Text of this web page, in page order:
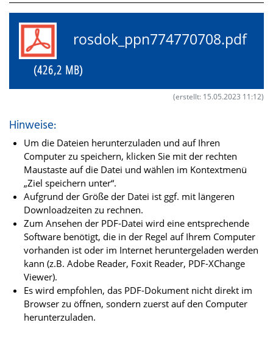
rosdok_ppn774770708.pdf
(426,2 MB)
(erstellt: 15.05.2023 11:12)
Hinweise:
Um die Dateien herunterzuladen und auf Ihren
Computer zu speichern, klicken Sie mit der rechten
Maustaste auf die Datei und wählen im Kontextmenü
„Ziel speichern unter“.
Aufgrund der Größe der Datei ist ggf. mit längeren
Downloadzeiten zu rechnen.
Zum Ansehen der PDF-Datei wird eine entsprechende
Software benötigt, die in der Regel auf Ihrem Computer
vorhanden ist oder im Internet heruntergeladen werden
kann (z.B. Adobe Reader, Foxit Reader, PDF-XChange
Viewer).
Es wird empfohlen, das PDF-Dokument nicht direkt im
Browser zu öffnen, sondern zuerst auf den Computer
herunterzuladen.